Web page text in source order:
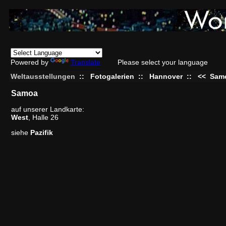
Powered by Translate
Please select your language
Weltausstellungen
:: Fotogalerien :: Hannover :: <<
Samoa
auf unserer Landkarte:
West , Halle 26
siehe Pazifik